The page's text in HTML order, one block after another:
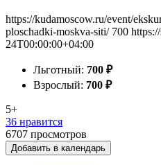
https://kudamoscow.ru/event/
ploschadki-moskva-siti/ 700
24T00:00:00+04:00
Льготный: 700 ₽
Взрослый: 700 ₽
5+
36 нравится
6707 просмотров
Добавить в календарь